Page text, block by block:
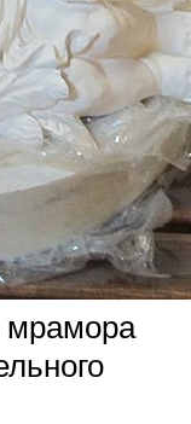
мрамора